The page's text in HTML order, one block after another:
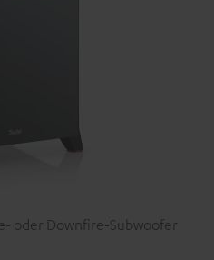
oder Downfire-Subwoofer